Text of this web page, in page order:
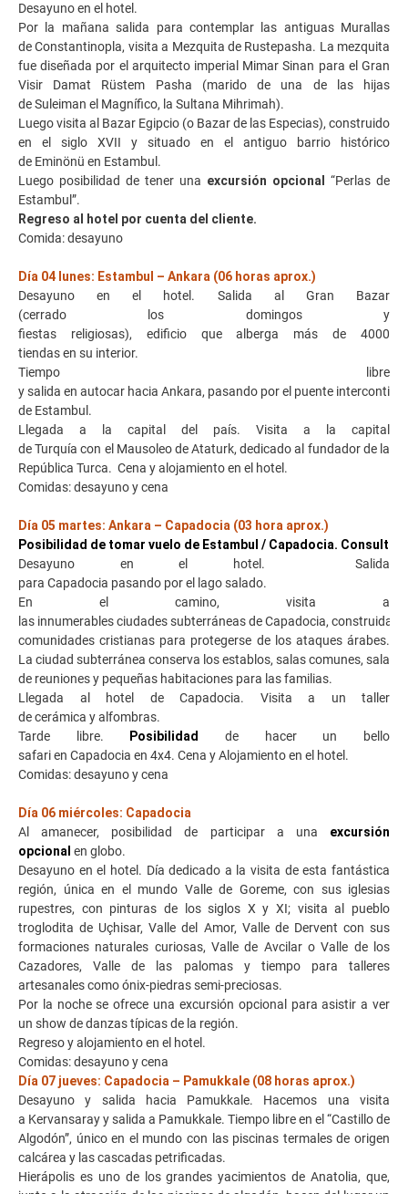
Desayuno en el hotel.
Por la mañana salida para contemplar las antiguas Murallas
de Constantinopla, visita a Mezquita de Rustepasha. La mezquita
fue diseñada por el arquitecto imperial Mimar Sinan para el Gran
Visir Damat Rüstem Pasha (marido de una de las hijas
de Suleiman el Magnífico, la Sultana Mihrimah).
Luego visita al Bazar Egipcio (o Bazar de las Especias), construido
en el siglo XVII y situado en el antiguo barrio histórico
de Eminönü en Estambul.
Luego posibilidad de tener una excursión opcional
“Perlas de
Estambul”.
Regreso al hotel por cuenta del cliente.
Comida: desayuno
Día 04 lunes: Estambul – Ankara (06 horas aprox.)
Desayuno en el hotel. Salida al Gran Bazar
(cerrado los domingos y
fiestas religiosas), edificio que alberga más de 4000
tiendas en su interior.
Tiempo libre
y salida en autocar hacia Ankara, pasando por el puente
de Estambul.
Llegada a la capital del país. Visita a la capital
de Turquía con el Mausoleo de Ataturk, dedicado al fundador de la
República Turca. Cena y alojamiento en el hotel.
Comidas: desayuno y cena
Día 05 martes: Ankara – Capadocia (03 hora aprox.)
Posibilidad de tomar vuelo de Estambul / Capadocia. Consultar
Desayuno en el hotel. Salida
para Capadocia pasando por el lago salado.
En el camino, visita a
las innumerables ciudades subterráneas de Capadocia, construidas
comunidades cristianas para protegerse de los ataques árabes.
La ciudad subterránea conserva los establos, salas comunes, sala
de reuniones y pequeñas habitaciones para las familias.
Llegada al hotel de Capadocia. Visita a un taller
de cerámica y alfombras.
Tarde libre.
Posibilidad
de hacer un bello
safari en Capadocia en 4x4. Cena y Alojamiento en el hotel.
Comidas: desayuno y cena
Día 06 miércoles: Capadocia
Al amanecer, posibilidad de participar a una excursión
opcional en globo.
Desayuno en el hotel. Día dedicado a la visita de esta fantástica
región, única en el mundo Valle de Goreme, con sus iglesias
rupestres, con pinturas de los siglos X y XI; visita al pueblo
troglodita de Uçhisar, Valle del Amor, Valle de Dervent con sus
formaciones naturales curiosas, Valle de Avcilar o Valle de los
Cazadores, Valle de las palomas y tiempo para talleres
artesanales como ónix-piedras semi-preciosas.
Por la noche se ofrece una excursión opcional para asistir a ver
un show de danzas típicas de la región.
Regreso y alojamiento en el hotel.
Comidas: desayuno y cena
Día 07 jueves: Capadocia – Pamukkale (08 horas aprox.)
Desayuno y salida hacia Pamukkale. Hacemos una visita
a Kervansaray y salida a Pamukkale. Tiempo libre en el “Castillo de
Algodón”, único en el mundo con las piscinas termales de origen
calcárea y las cascadas petrificadas.
Hierápolis es uno de los grandes yacimientos de Anatolia, que,